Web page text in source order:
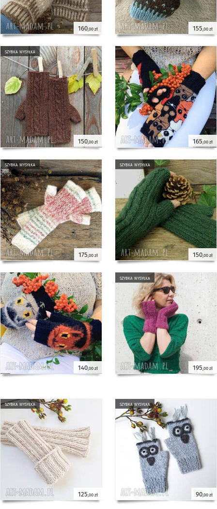
160,00 zł 155 ,00 zł
szybka wysyłka
150,00 zł 165,00 zł
szybka wysyłka
175 ,00 zł
szybka wysyłka
150,00 zł
140,00 zł
szybka wysyłka
195,00 zł
szybka wysyłka
125 ,00 zł
szybka wysyłka
90,00 zł